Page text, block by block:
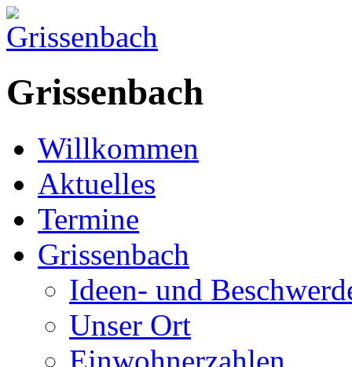
Grissenbach
Willkommen
Aktuelles
Termine
Grissenbach
Ideen- und
Unser Ort
Einwohnerzahlen